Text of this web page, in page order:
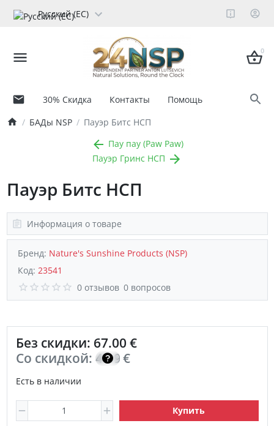
Русский (ЕС)
0
30% Скидка Контакты
Помощь
БАДы NSP
Пауэр Битс НСП
Пау пау (Paw Paw)
Пауэр Гринс НСП
Пауэр Битс НСП
Информация о товаре
Бренд: Nature's Sunshine Products (NSP)
Код: 23541
0 отзывов 0 вопросов
Без скидки: 67.00 €
Со скидкой: 47.90
€
Есть в наличии
Купить